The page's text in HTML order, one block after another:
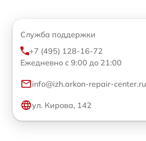
Служба поддержки
+7 (495) 128-16-72
Ежедневно с 9:00 до 21:00
info@izh.arkon-repair-center.ru
ул. Кирова, 142